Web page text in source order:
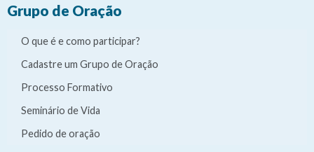
Grupo de Oração
O que é e como participar?
Cadastre um Grupo de Oração
Processo Formativo
Seminário de Vida
Pedido de oração